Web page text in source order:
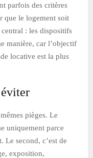
parfois des critères
que le logement soit
: les dispositifs
manière, car l’objectif
locative est la plus
pièges. Le
uniquement parce
Le second, c’est de
exposition,